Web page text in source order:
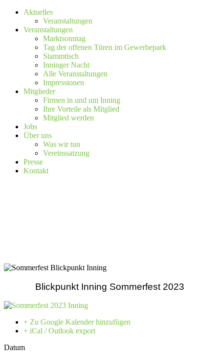
Aktuelles
Veranstaltungen
Veranstaltungen
Marktsonntag
Tag der offenen Türen im Gewerbepark
Stammtisch
Inninger Nacht
Alle Veranstaltungen
Impressionen
Mitglieder
Firmen in und um Inning
Ihre Vorteile als Mitglied
Mitglied werden
Jobs
Über uns
Was wir tun
Vereinssatzung
Presse
Kontakt
Blickpunkt Inning Sommerfest 2023
+ Zu Google Kalender hinzufügen
+ iCal / Outlook export
Datum